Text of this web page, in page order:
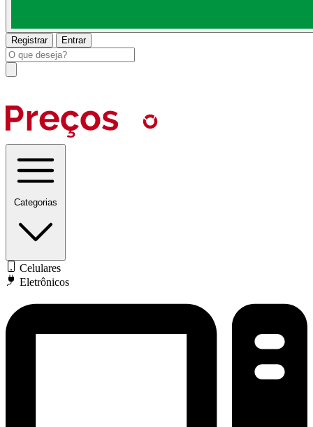
Registrar Entrar
Categorias
Celulares
Eletrônicos